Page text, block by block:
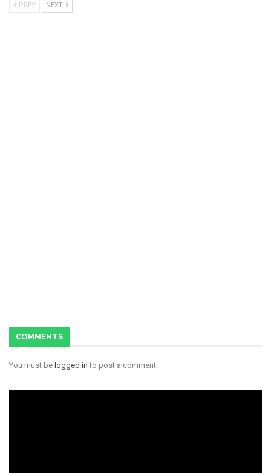
PREV NEXT
COMMENTS
You must be logged in to post a comment.